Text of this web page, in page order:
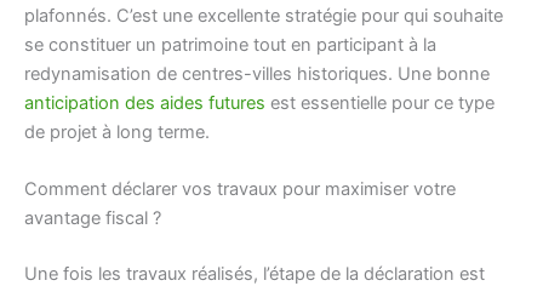
plafonnés. C’est une excellente stratégie pour qui souhaite
se constituer un patrimoine tout en participant à la
redynamisation de centres-villes historiques. Une bonne
anticipation des aides futures est essentielle pour ce type
de projet à long terme.
Comment déclarer vos travaux pour maximiser votre
avantage fiscal ?
Une fois les travaux réalisés, l’étape de la déclaration est